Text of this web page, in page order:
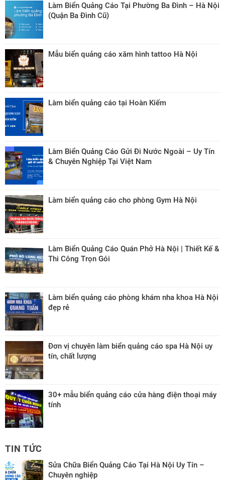
Làm Biển Quảng Cáo Tại Phường Ba Đình – Hà Nội
(Quận Ba Đình Cũ)
Mẫu biển quảng cáo xăm hình tattoo Hà Nội
Làm biển quảng cáo tại Hoàn Kiếm
Làm Biển Quảng Cáo Gửi Đi Nước Ngoài – Uy Tín
& Chuyên Nghiệp Tại Việt Nam
Làm biển quảng cáo cho phòng Gym Hà Nội
Làm Biển Quảng Cáo Quán Phở Hà Nội | Thiết Kế &
Thi Công Trọn Gói
Làm biển quảng cáo phòng khám nha khoa Hà Nội
đẹp rẻ
Đơn vị chuyên làm biển quảng cáo spa Hà Nội uy
tín, chất lượng
30+ mẫu biển quảng cáo cửa hàng điện thoại máy
tính
TIN TỨC
Sửa Chữa Biển Quảng Cáo Tại Hà Nội Uy Tín –
Chuyên nghiệp